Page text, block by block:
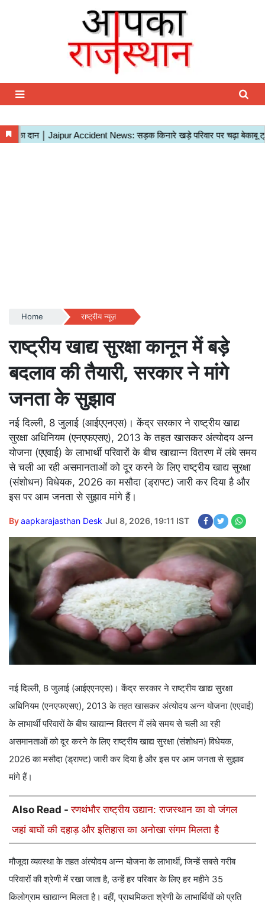
Home राष्ट्रीय न्यूज़
राष्ट्रीय खाद्य सुरक्षा कानून में बड़े
बदलाव की तैयारी, सरकार ने मांगे
जनता के सुझाव
नई दिल्ली, 8 जुलाई (आईएएनएस)। केंद्र सरकार ने राष्ट्रीय खाद्य
सुरक्षा अधिनियम (एनएफएसए), 2013 के तहत खासकर अंत्योदय अन्न
योजना (एएवाई) के लाभार्थी परिवारों के बीच खाद्यान्न वितरण में लंबे समय
से चली आ रही असमानताओं को दूर करने के लिए राष्ट्रीय खाद्य सुरक्षा
(संशोधन) विधेयक, 2026 का मसौदा (ड्राफ्ट) जारी कर दिया है और
इस पर आम जनता से सुझाव मांगे हैं।
Byaapkarajasthan Desk Jul 8, 2026, 19:11 IST
नई दिल्ली, 8 जुलाई (आईएएनएस)। केंद्र सरकार ने राष्ट्रीय खाद्य सुरक्षा
अधिनियम (एनएफएसए), 2013 के तहत खासकर अंत्योदय अन्न योजना (एएवाई)
के लाभार्थी परिवारों के बीच खाद्यान्न वितरण में लंबे समय से चली आ रही
असमानताओं को दूर करने के लिए राष्ट्रीय खाद्य सुरक्षा (संशोधन) विधेयक,
2026 का मसौदा (ड्राफ्ट) जारी कर दिया है और इस पर आम जनता से सुझाव
मांगे हैं।
Also Read -रणथंभौर राष्ट्रीय उद्यान: राजस्थान का वो जंगल
जहां बाघों की दहाड़ और इतिहास का अनोखा संगम मिलता है
मौजूदा व्यवस्था के तहत अंत्योदय अन्न योजना के लाभार्थी, जिन्हें सबसे गरीब
परिवारों की श्रेणी में रखा जाता है, उन्हें हर परिवार के लिए हर महीने 35
किलोग्राम खाद्यान्न मिलता है। वहीं, प्राथमिकता श्रेणी के लाभार्थियों को प्रति